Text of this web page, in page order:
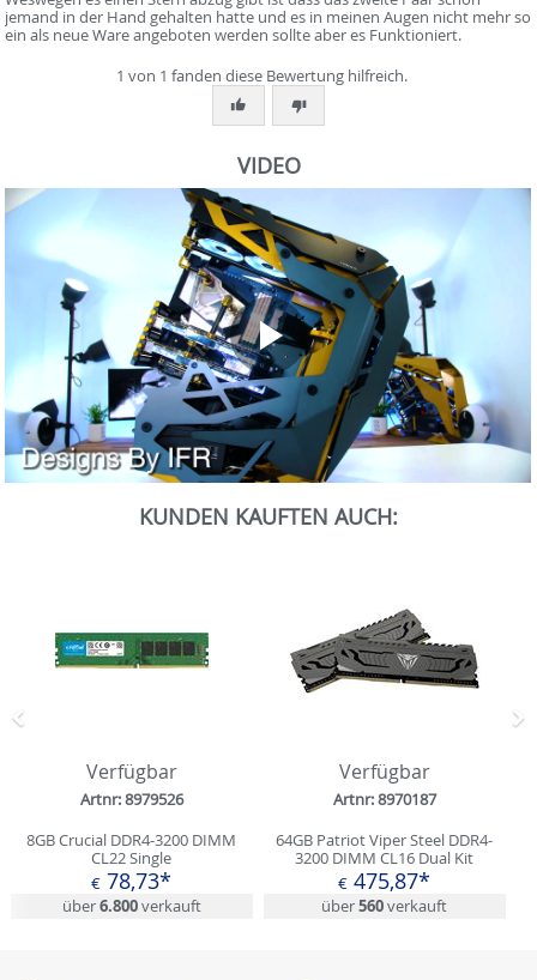
jemand in der Hand gehalten hatte und es in meinen Augen nicht mehr so
ein als neue Ware angeboten werden sollte aber es Funktioniert.
1 von 1 fanden diese Bewertung hilfreich.
VIDEO
KUNDEN KAUFTEN AUCH:
Verfügbar
Artnr: 8979526
8GB Crucial DDR4-3200 DIMM
CL22 Single
€ 78,73*
über6.800verkauft
Verfügbar
Artnr: 8970187
64GB Patriot Viper Steel DDR4-
3200 DIMM CL16 Dual Kit
€ 475,87*
über560verkauft
Zurück